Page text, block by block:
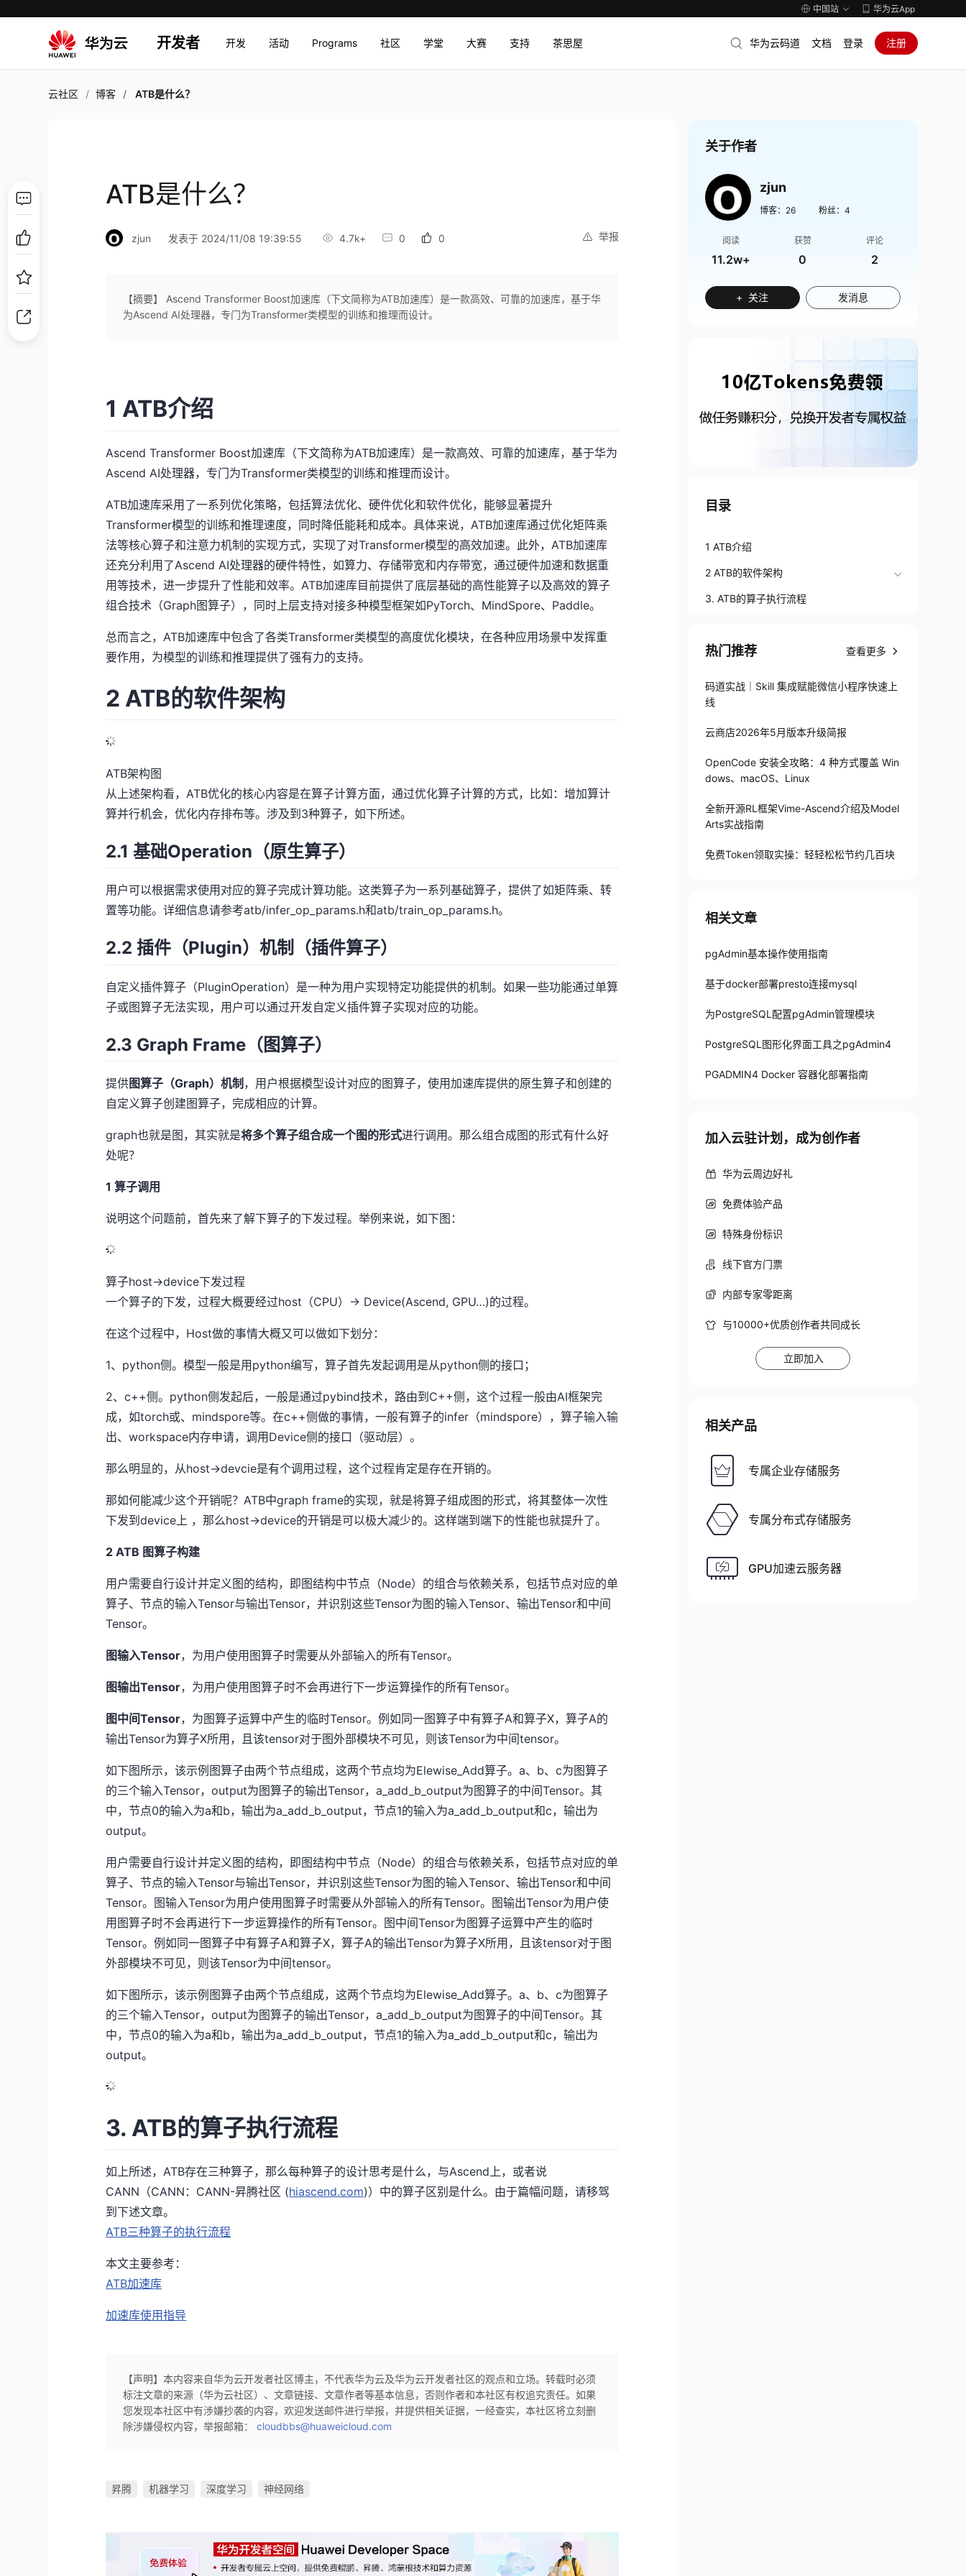
中国站 华为云App
开发者 开发 活动 Programs 社区 学堂 大赛 支持 茶思屋 华为云码道 文档 登录 注册
云社区 博客 ATB是什么？
ATB是什么？
举报
zjun 发表于 2024/11/08 19:39:55 4.7k+ 0 0
【摘要】 Ascend Transformer Boost加速库（下文简称为ATB加速库）是一款高效、可靠的加速库，基于华
为Ascend AI处理器，专门为Transformer类模型的训练和推理而设计。
1 ATB介绍
Ascend Transformer Boost加速库（下文简称为ATB加速库）是一款高效、可靠的加速库，基于华为
Ascend AI处理器，专门为Transformer类模型的训练和推理而设计。
ATB加速库采用了一系列优化策略，包括算法优化、硬件优化和软件优化，能够显著提升
Transformer模型的训练和推理速度，同时降低能耗和成本。具体来说，ATB加速库通过优化矩阵乘
法等核心算子和注意力机制的实现方式，实现了对Transformer模型的高效加速。此外，ATB加速库
还充分利用了Ascend AI处理器的硬件特性，如算力、存储带宽和内存带宽，通过硬件加速和数据重
用等技术，进一步提升了性能和效率。ATB加速库目前提供了底层基础的高性能算子以及高效的算子
组合技术（Graph图算子），同时上层支持对接多种模型框架如PyTorch、MindSpore、Paddle。
总而言之，ATB加速库中包含了各类Transformer类模型的高度优化模块，在各种应用场景中发挥重
要作用，为模型的训练和推理提供了强有力的支持。
2 ATB的软件架构
ATB架构图
从上述架构看，ATB优化的核心内容是在算子计算方面，通过优化算子计算的方式，比如：增加算计
算并行机会，优化内存排布等。涉及到3种算子，如下所述。
2.1 基础Operation（原生算子）
用户可以根据需求使用对应的算子完成计算功能。这类算子为一系列基础算子，提供了如矩阵乘、转
置等功能。详细信息请参考atb/infer_op_params.h和atb/train_op_params.h。
2.2 插件（Plugin）机制（插件算子）
自定义插件算子（PluginOperation）是一种为用户实现特定功能提供的机制。如果一些功能通过单算
子或图算子无法实现，用户可以通过开发自定义插件算子实现对应的功能。
2.3 Graph Frame（图算子）
提供图算子（Graph）机制 ，用户根据模型设计对应的图算子，使用加速库提供的原生算子和创建的
自定义算子创建图算子，完成相应的计算。
graph也就是图，其实就是将多个算子组合成一个图的形式进行调用。那么组合成图的形式有什么好
处呢？
1 算子调用
说明这个问题前，首先来了解下算子的下发过程。举例来说，如下图：
算子host->device下发过程
一个算子的下发，过程大概要经过host（CPU）-> Device(Ascend, GPU…)的过程。
在这个过程中，Host做的事情大概又可以做如下划分：
1、python侧。模型一般是用python编写，算子首先发起调用是从python侧的接口；
2、c++侧。python侧发起后，一般是通过pybind技术，路由到C++侧，这个过程一般由AI框架完
成，如torch或、mindspore等。在c++侧做的事情，一般有算子的infer（mindspore），算子输入输
出、workspace内存申请，调用Device侧的接口（驱动层）。
那么明显的，从host->devcie是有个调用过程，这个过程肯定是存在开销的。
那如何能减少这个开销呢？ATB中graph frame的实现，就是将算子组成图的形式，将其整体一次性
下发到device上 ，那么host->device的开销是可以极大减少的。这样端到端下的性能也就提升了。
2 ATB 图算子构建
用户需要自行设计并定义图的结构，即图结构中节点（Node）的组合与依赖关系，包括节点对应的单
算子、节点的输入Tensor与输出Tensor，并识别这些Tensor为图的输入Tensor、输出Tensor和中间
Tensor。
图输入Tensor，为用户使用图算子时需要从外部输入的所有Tensor。
图输出Tensor，为用户使用图算子时不会再进行下一步运算操作的所有Tensor。
图中间Tensor，为图算子运算中产生的临时Tensor。例如同一图算子中有算子A和算子X，算子A的
输出Tensor为算子X所用，且该tensor对于图外部模块不可见，则该Tensor为中间tensor。
如下图所示，该示例图算子由两个节点组成，这两个节点均为Elewise_Add算子。a、b、c为图算子
的三个输入Tensor，output为图算子的输出Tensor，a_add_b_output为图算子的中间Tensor。其
中，节点0的输入为a和b，输出为a_add_b_output，节点1的输入为a_add_b_output和c，输出为
output。
用户需要自行设计并定义图的结构，即图结构中节点（Node）的组合与依赖关系，包括节点对应的单
算子、节点的输入Tensor与输出Tensor，并识别这些Tensor为图的输入Tensor、输出Tensor和中间
Tensor。图输入Tensor为用户使用图算子时需要从外部输入的所有Tensor。图输出Tensor为用户使
用图算子时不会再进行下一步运算操作的所有Tensor。图中间Tensor为图算子运算中产生的临时
Tensor。例如同一图算子中有算子A和算子X，算子A的输出Tensor为算子X所用，且该tensor对于图
外部模块不可见，则该Tensor为中间tensor。
如下图所示，该示例图算子由两个节点组成，这两个节点均为Elewise_Add算子。a、b、c为图算子
的三个输入Tensor，output为图算子的输出Tensor，a_add_b_output为图算子的中间Tensor。其
中，节点0的输入为a和b，输出为a_add_b_output，节点1的输入为a_add_b_output和c，输出为
output。
3. ATB的算子执行流程
如上所述，ATB存在三种算子，那么每种算子的设计思考是什么，与Ascend上，或者说
CANN（CANN：CANN-昇腾社区 (hiascend.com)）中的算子区别是什么。由于篇幅问题，请移驾
到下述文章。
ATB三种算子的执行流程
本文主要参考：
ATB加速库
加速库使用指导
【声明】本内容来自华为云开发者社区博主，不代表华为云及华为云开发者社区的观点和立场。转载时必须
标注文章的来源（华为云社区）、文章链接、文章作者等基本信息，否则作者和本社区有权追究责任。如果
您发现本社区中有涉嫌抄袭的内容，欢迎发送邮件进行举报，并提供相关证据，一经查实，本社区将立刻删
除涉嫌侵权内容，举报邮箱：cloudbbs@huaweicloud.com
昇腾 机器学习 深度学习 神经网络
关于作者
zjun
博客： 26 粉丝： 4
阅读
11.2w+
获赞
0
评论
2
+ 关注 发消息
目录
1 ATB介绍
2 ATB的软件架构
3. ATB的算子执行流程
热门推荐 查看更多
码道实战｜Skill 集成赋能微信小程序快速上
线
云商店2026年5月版本升级简报
OpenCode 安装全攻略：4 种方式覆盖 Win
dows、macOS、Linux
全新开源RL框架Vime-Ascend介绍及Model
Arts实战指南
免费Token领取实操：轻轻松松节约几百块
相关文章
pgAdmin基本操作使用指南
基于docker部署presto连接mysql
为PostgreSQL配置pgAdmin管理模块
PostgreSQL图形化界面工具之pgAdmin4
PGADMIN4 Docker 容器化部署指南
加入云驻计划，成为创作者
华为云周边好礼
免费体验产品
特殊身份标识
线下官方门票
内部专家零距离
与10000+优质创作者共同成长
立即加入
相关产品
专属企业存储服务
专属分布式存储服务
GPU加速云服务器